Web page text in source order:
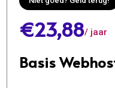
€23,88/ jaar
Basis